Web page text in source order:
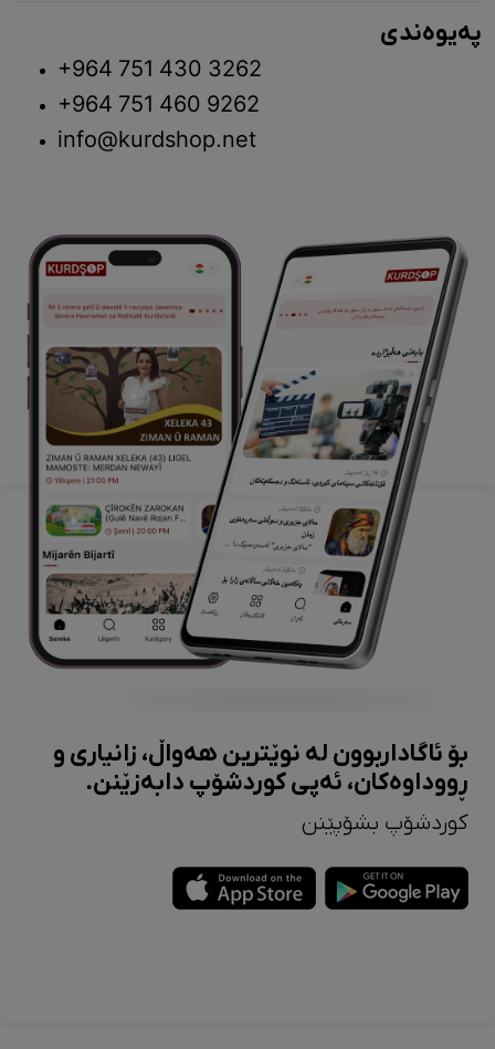
پەیوەندی
+964 751 430 3262
+964 751 460 9262
info@kurdshop.net
بۆ ئاگاداربوون لە نوێترین هەواڵ، زانیاری و
ڕووداوەکان، ئەپی کوردشۆپ دابەزێنن.
کوردشۆپ بشۆپێنن